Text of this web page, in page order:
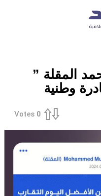
المقلة ”
وطنية
0
Votes